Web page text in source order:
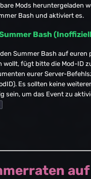
Mods heruntergeladen
Bash und aktiviert es.
Bash
Summer Bash auf euren
wollt, fügt bitte die Mod-ID
eurer Server-
Es sollten keine
sein, um das Event zu
auf